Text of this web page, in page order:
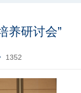
养研讨会”
1352